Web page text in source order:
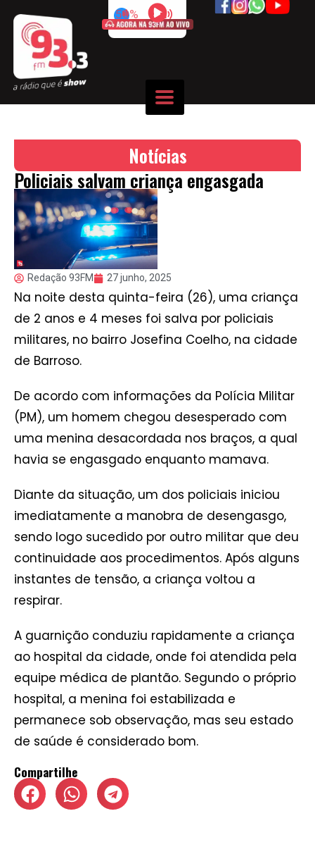
50%
Notícias
Policiais salvam criança engasgada
Redação 93FM 27 junho, 2025
Na noite desta quinta-feira (26), uma criança
de 2 anos e 4 meses foi salva por policiais
militares, no bairro Josefina Coelho, na cidade
de Barroso.
De acordo com informações da Polícia Militar
(PM), um homem chegou desesperado com
uma menina desacordada nos braços, a qual
havia se engasgado enquanto mamava.
Diante da situação, um dos policiais iniciou
imediatamente a manobra de desengasgo,
sendo logo sucedido por outro militar que deu
continuidade aos procedimentos. Após alguns
instantes de tensão, a criança voltou a
respirar.
A guarnição conduziu rapidamente a criança
ao hospital da cidade, onde foi atendida pela
equipe médica de plantão. Segundo o próprio
hospital, a menina foi estabilizada e
permanece sob observação, mas seu estado
de saúde é considerado bom.
Compartilhe